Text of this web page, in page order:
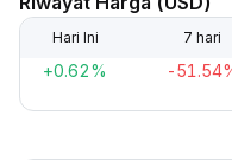
Hari Ini 7 hari
+0.62% -